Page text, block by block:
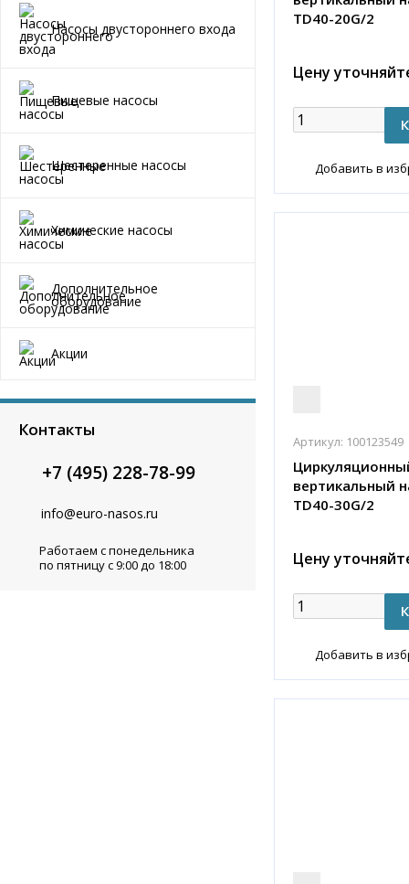
Насосы двустороннего входа
Пищевые насосы
Шестеренные насосы
Химические насосы
Дополнительное
оборудование
Акции
Контакты
+7 (495) 228-78-99
info@euro-nasos.ru
Работаем с понедельника
по пятницу с 9:00 до 18:00
TD40-20G/2
Цену
Добавить в
Артикул: 100123549
вертикальный
TD40-30G/2
Цену
Добавить в